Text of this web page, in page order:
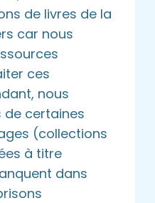
de livres de la
car nous
ces
nous
de certaines
(collections
à titre
dans